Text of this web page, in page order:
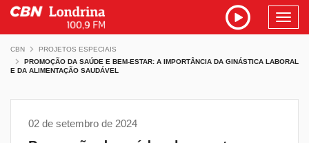
CBN
PROJETOS ESPECIAIS
PROMOÇÃO DA SAÚDE E BEM-ESTAR: A IMPORTÂNCIA DA GINÁSTICA LABORAL
E DA ALIMENTAÇÃO SAUDÁVEL
02 de setembro de 2024